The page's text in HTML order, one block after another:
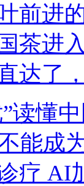
前进
茶进
达了
”读懂
能成
疗 AI